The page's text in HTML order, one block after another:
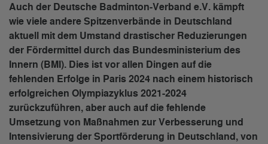
Auch der Deutsche Badminton-Verband e.V. kämpft
wie viele andere Spitzenverbände in Deutschland
aktuell mit dem Umstand drastischer Reduzierungen
der Fördermittel durch das Bundesministerium des
Innern (BMI). Dies ist vor allen Dingen auf die
fehlenden Erfolge in Paris 2024 nach einem historisch
erfolgreichen Olympiazyklus 2021-2024
zurückzuführen, aber auch auf die fehlende
Umsetzung von Maßnahmen zur Verbesserung und
Intensivierung der Sportförderung in Deutschland, von